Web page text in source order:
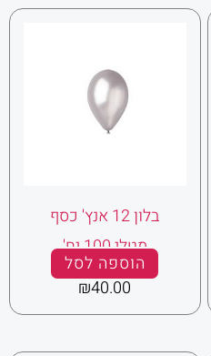
בלון 12 אנץ' כסף
מטלי 100 יח'
הוספה לסל
₪40.00